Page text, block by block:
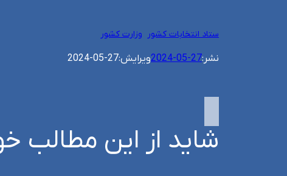
ستاد انتخابات کشور وزارت کشور
نشر:2024-05-27ویرایش:2024-05-27
شاید از این مطالب